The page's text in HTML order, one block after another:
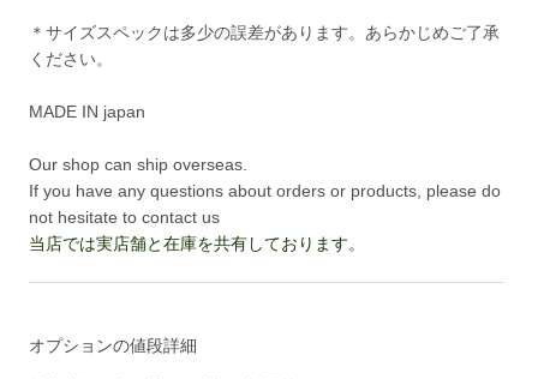
＊サイズスペックは多少の誤差があります。あらかじめご了承
ください。
MADE IN japan
Our shop can ship overseas.
If you have any questions about orders or products, please do
not hesitate to contact us
当店では実店舗と在庫を共有しております。
オプションの値段詳細